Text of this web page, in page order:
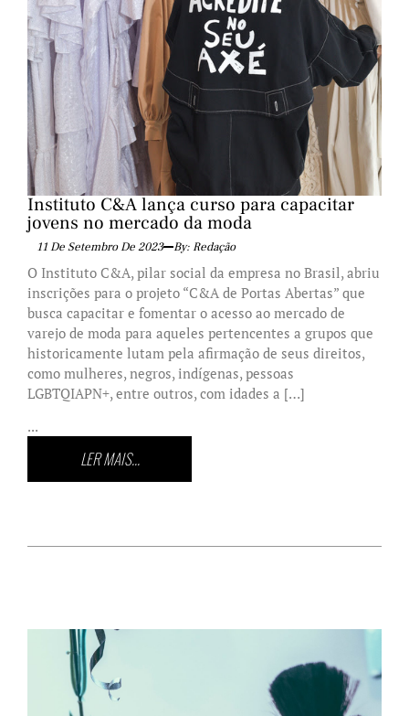
Instituto C&A lança curso para capacitar
jovens no mercado da moda
11 De Setembro De 2023 By: Redação
O Instituto C&A, pilar social da empresa no Brasil, abriu
inscrições para o projeto “C&A de Portas Abertas” que
busca capacitar e fomentar o acesso ao mercado de
varejo de moda para aqueles pertencentes a grupos que
historicamente lutam pela afirmação de seus direitos,
como mulheres, negros, indígenas, pessoas
LGBTQIAPN+, entre outros, com idades a […]
...
LER MAIS...